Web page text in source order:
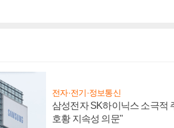
전자·전기·정보통신
삼성전자 SK하이닉스 소극적
호황 지속성 의문"